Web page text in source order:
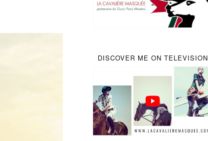
DISCOVER ME ON TELEVISION